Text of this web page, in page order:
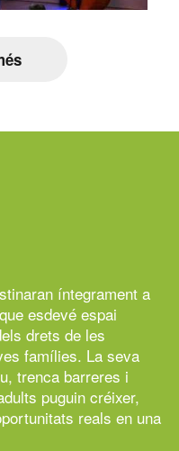
íntegrament a
esdevé espai
drets de les
famílies. La seva
trenca barreres i
puguin créixer,
reals en una